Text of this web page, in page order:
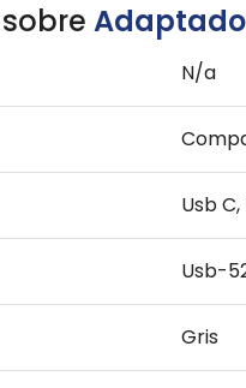
N/a
Usb
Usb-
Gris